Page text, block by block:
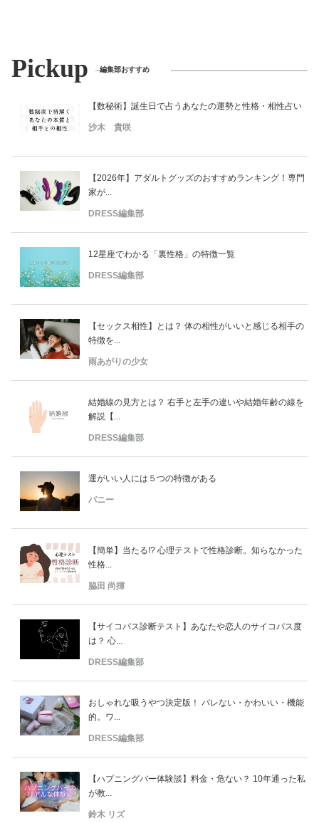
Pickup 編集部おすすめ
【数秘術】誕生日で占うあなたの運勢と性格・相性占い
沙木 貴咲
【2026年】アダルトグッズのおすすめランキング！専門
家が...
DRESS編集部
12星座でわかる「裏性格」の特徴一覧
DRESS編集部
【セックス相性】とは？ 体の相性がいいと感じる相手の
特徴を...
雨あがりの少女
結婚線の見方とは？ 右手と左手の違いや結婚年齢の線を
解説【...
DRESS編集部
運がいい人には５つの特徴がある
バニー
【簡単】当たる!? 心理テストで性格診断。知らなかった
性格...
脇田 尚揮
【サイコパス診断テスト】あなたや恋人のサイコパス度
は？ 心...
DRESS編集部
おしゃれな吸うやつ決定版！ バレない・かわいい・機能
的。ワ...
DRESS編集部
【ハプニングバー体験談】料金・危ない？ 10年通った私
が教...
鈴木 リズ